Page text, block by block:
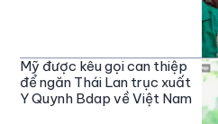
Mỹ được kêu gọi can thiệp
để ngăn Thái Lan trục xuất
Y Quynh Bdap về Việt Nam